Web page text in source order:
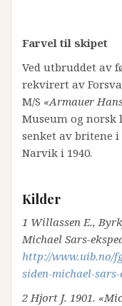
Farvel til skipet
Ved utbruddet av
rekvirert av
M/S «Armauer
Museum og norsk
senket av britene
Narvik i 1940.
Kilder
1 Willassen E.,
Michael Sars-
http://www.uib.no/
siden-michael-
2 Hjort J. 1901.